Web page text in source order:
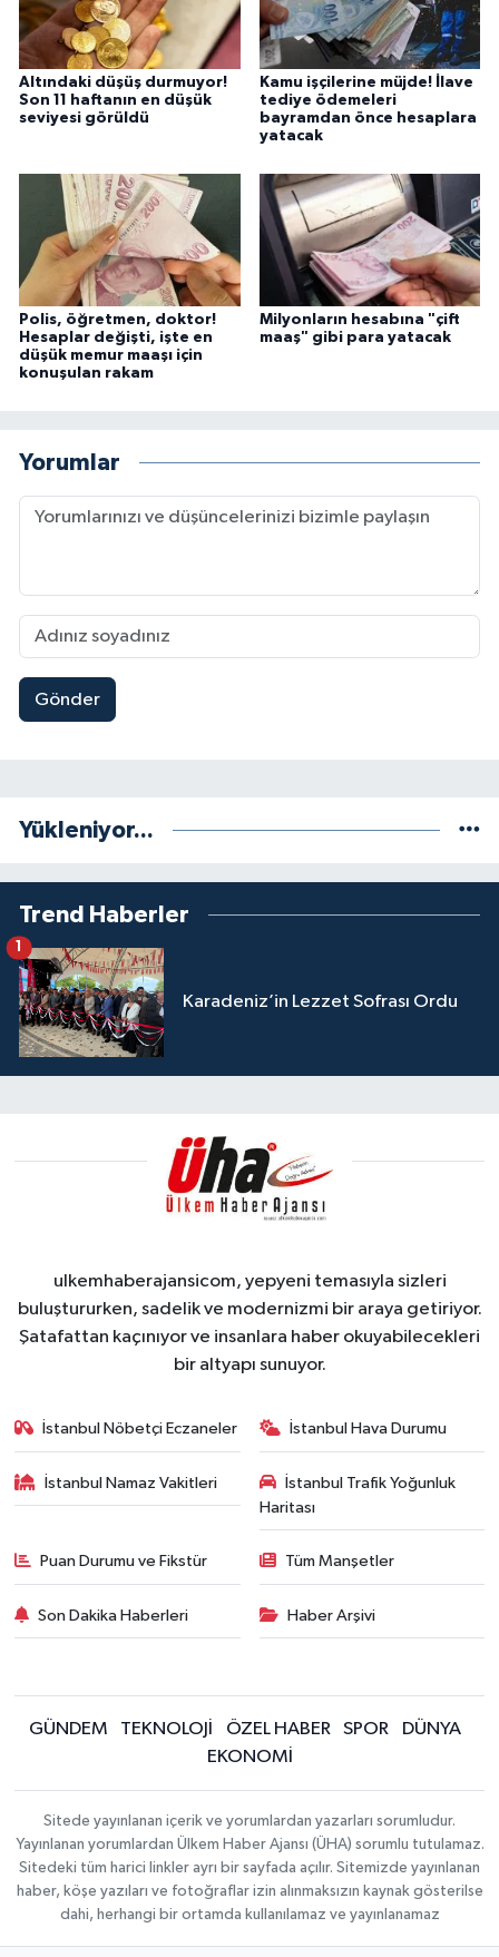
Altındaki düşüş durmuyor!
Son 11 haftanın en düşük
seviyesi görüldü
Kamu işçilerine müjde! İlave
tediye ödemeleri
bayramdan önce hesaplara
yatacak
Polis, öğretmen, doktor!
Hesaplar değişti, işte en
düşük memur maaşı için
konuşulan rakam
Milyonların hesabına "çift
maaş" gibi para yatacak
Yorumlar
Gönder
Yükleniyor...
Trend Haberler
Karadeniz’in Lezzet Sofrası Ordu
1
ulkemhaberajansicom, yepyeni temasıyla sizleri
buluştururken, sadelik ve modernizmi bir araya getiriyor.
Şatafattan kaçınıyor ve insanlara haber okuyabilecekleri
bir altyapı sunuyor.
İstanbul Nöbetçi Eczaneler İstanbul Hava Durumu
İstanbul Namaz Vakitleri
İstanbul Trafik Yoğunluk
Haritası
Puan Durumu ve Fikstür Tüm Manşetler
Son Dakika Haberleri Haber Arşivi
GÜNDEM TEKNOLOJİ ÖZEL HABER SPOR
DÜNYA
EKONOMİ
Sitede yayınlanan içerik ve yorumlardan yazarları sorumludur.
Yayınlanan yorumlardan Ülkem Haber Ajansı (ÜHA) sorumlu tutulamaz.
Sitedeki tüm harici linkler ayrı bir sayfada açılır. Sitemizde yayınlanan
haber, köşe yazıları ve fotoğraflar izin alınmaksızın kaynak gösterilse
dahi, herhangi bir ortamda kullanılamaz ve yayınlanamaz